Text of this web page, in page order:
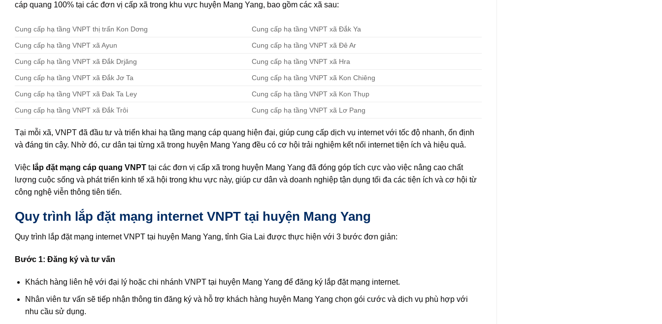
cáp quang 100% tại các đơn vị cấp xã trong khu vực huyện Mang Yang, bao gồm các xã sau:
Cung cấp hạ tầng VNPT thị trấn Kon Dơng Cung cấp hạ tầng VNPT xã Đắk Ya
Cung cấp hạ tầng VNPT xã Ayun Cung cấp hạ tầng VNPT xã Đê Ar
Cung cấp hạ tầng VNPT xã Đắk Drjăng Cung cấp hạ tầng VNPT xã Hra
Cung cấp hạ tầng VNPT xã Đắk Jơ Ta Cung cấp hạ tầng VNPT xã Kon Chiêng
Cung cấp hạ tầng VNPT xã Đak Ta Ley Cung cấp hạ tầng VNPT xã Kon Thụp
Cung cấp hạ tầng VNPT xã Đắk Trôi Cung cấp hạ tầng VNPT xã Lơ Pang
Tại mỗi xã, VNPT đã đầu tư và triển khai hạ tầng mạng cáp quang hiện đại, giúp cung cấp dịch vụ internet với tốc độ nhanh, ổn định
và đáng tin cậy. Nhờ đó, cư dân tại từng xã trong huyện Mang Yang đều có cơ hội trải nghiệm kết nối internet tiện ích và hiệu quả.
Việc lắp đặt mạng cáp quang VNPT tại các đơn vị cấp xã trong huyện Mang Yang đã đóng góp tích cực vào việc nâng cao chất
lượng cuộc sống và phát triển kinh tế xã hội trong khu vực này, giúp cư dân và doanh nghiệp tận dụng tối đa các tiện ích và cơ hội từ
công nghệ viễn thông tiên tiến.
Quy trình lắp đặt mạng internet VNPT tại huyện Mang Yang
Quy trình lắp đặt mạng internet VNPT tại huyện Mang Yang, tỉnh Gia Lai được thực hiện với 3 bước đơn giản:
Bước 1: Đăng ký và tư vấn
Khách hàng liên hệ với đại lý hoặc chi nhánh VNPT tại huyện Mang Yang để đăng ký lắp đặt mạng internet.
Nhân viên tư vấn sẽ tiếp nhận thông tin đăng ký và hỗ trợ khách hàng huyện Mang Yang chọn gói cước và dịch vụ phù hợp với
nhu cầu sử dụng.